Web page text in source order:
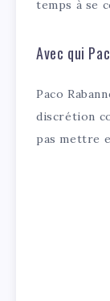
temps à se
Avec qui
Paco
discrétion
pas mettre